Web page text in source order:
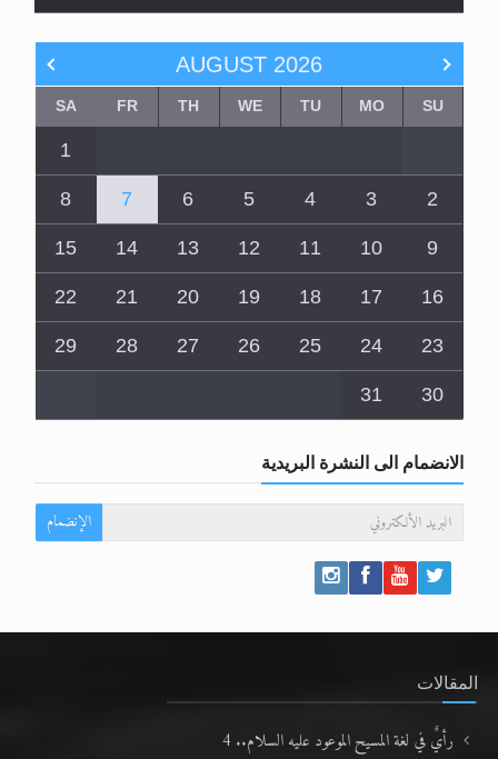
AUGUST 2026
SU
MO
TU
WE
TH
FR
SA
1
2
3
4
5
6
7
8
9
10
11
12
13
14
15
16
17
18
19
20
21
22
23
24
25
26
27
28
29
30
31
الانضمام الى النشرة البريدية
الإنضمام
المقالات
رأيٌ في لغة المسيح الموعود عليه السلام.. 4